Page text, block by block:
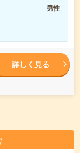
男性
詳しく見る